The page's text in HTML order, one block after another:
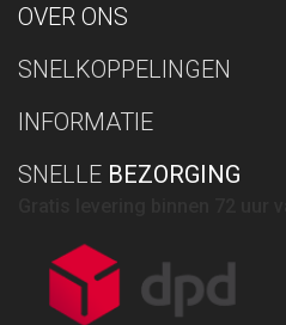
OVER ONS
SNELKOPPELINGEN
INFORMATIE
SNELLE BEZORGING